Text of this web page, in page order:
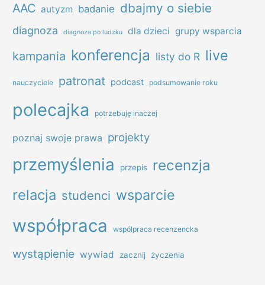
AAC autyzm badanie dbajmy o siebie
diagnoza diagnoza po ludzku dla dzieci grupy wsparcia
kampania konferencja listy do R live
nauczyciele patronat podcast podsumowanie roku
polecajka potrzebuję inaczej
poznaj swoje prawa projekty
przemyślenia przepis
recenzja
relacja studenci wsparcie
współpraca współpraca recenzencka
wystąpienie wywiad zacznij życzenia